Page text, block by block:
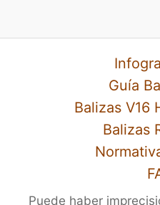
Guía
Balizas V16
Balizas
Puede haber